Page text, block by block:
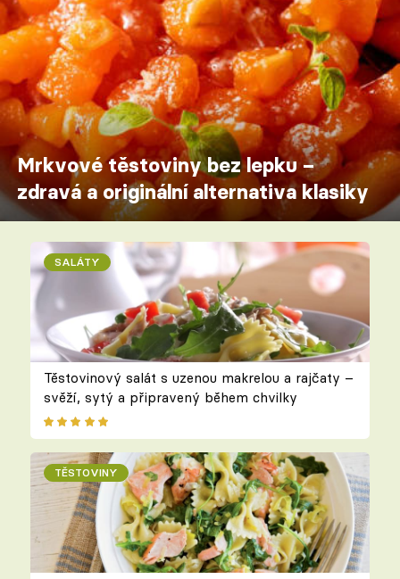
Mrkvové těstoviny bez lepku –
zdravá a originální alternativa klasiky
SALÁTY
Těstovinový salát s uzenou makrelou a rajčaty –
svěží, sytý a připravený během chvilky
TĚSTOVINY